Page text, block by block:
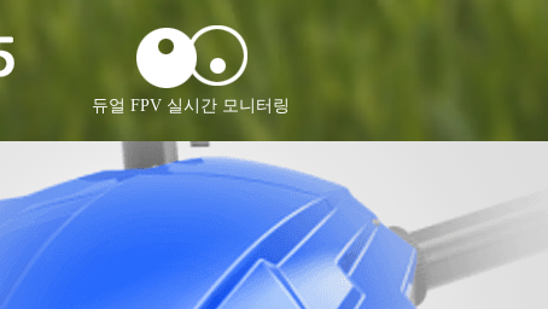
듀얼 FPV 실시간 모니터링